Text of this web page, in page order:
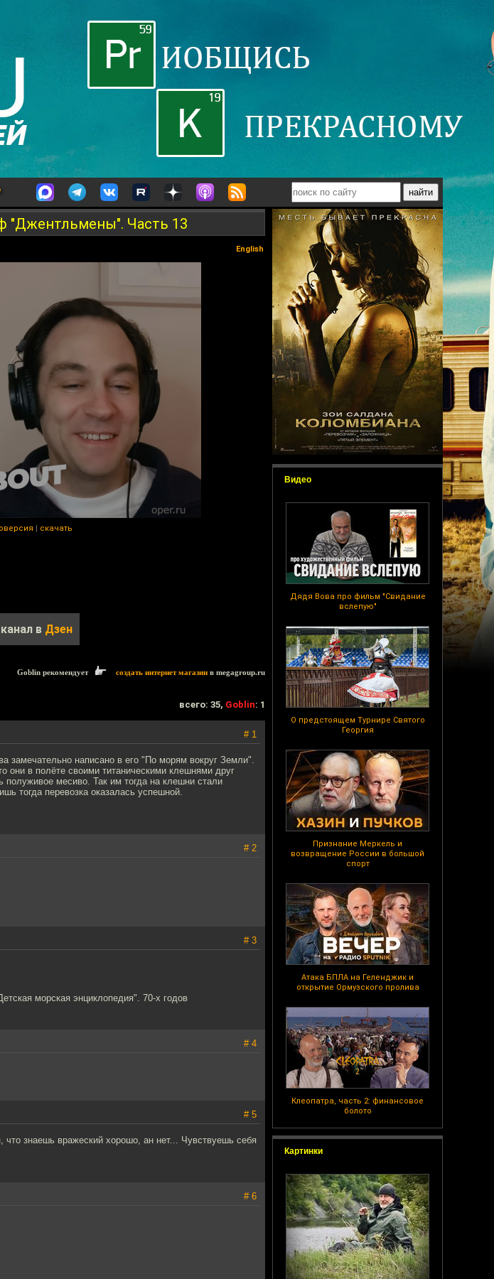
Видео
Дядя Вова про фильм "Свидание
вслепую"
О предстоящем Турнире Святого
Георгия
Признание Меркель и
возвращение России в большой
спорт
Атака БПЛА на Геленджик и
открытие Ормузского пролива
Клеопатра, часть 2: финансовое
болото
Картинки
"Джентльмены". Часть 13
English
| скачать
в Дзен
Goblin рекомендует создать интернет магазин в megagroup.ru
всего: 35, Goblin: 1
# 1
замечательно написано в его "По морям вокруг Земли".
они в полёте своими титаническими клешнями друг
месиво. Так им тогда на клешни стали
тогда перевозка оказалась успешной.
# 2
# 3
морская энциклопедия". 70-х годов
# 4
# 5
знаешь вражеский хорошо, ан нет... Чувствуешь себя
# 6